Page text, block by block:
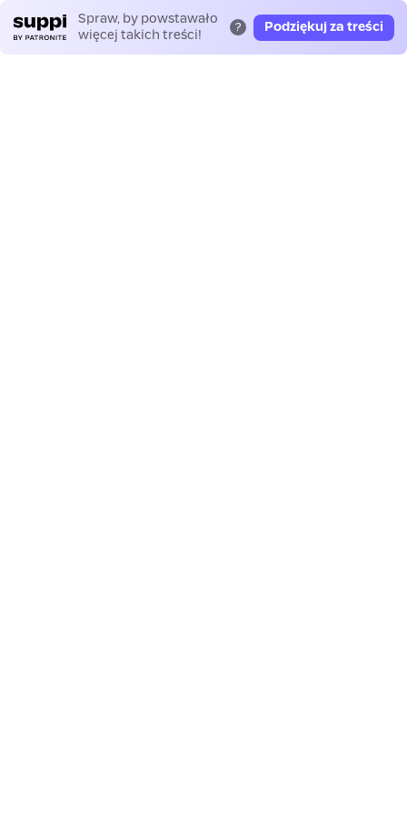
Spraw, by powstawało
więcej takich treści!
? Podziękuj za treści